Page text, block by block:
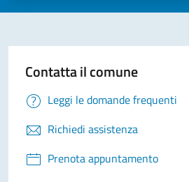
Contatta il comune
Leggi le domande frequenti
Richiedi assistenza
Prenota appuntamento